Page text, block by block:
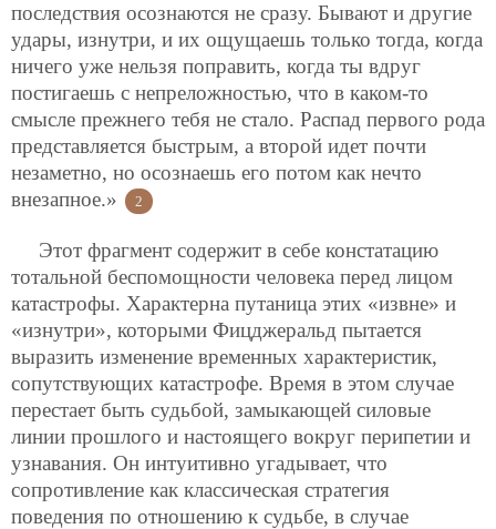
последствия осознаются не сразу. Бывают и другие
удары, изнутри, и их ощущаешь только тогда, когда
ничего уже нельзя поправить, когда ты вдруг
постигаешь с непреложностью, что в каком-то
смысле прежнего тебя не стало. Распад первого рода
представляется быстрым, а второй идет почти
незаметно, но осознаешь его потом как нечто
внезапное.»
2
Этот фрагмент содержит в себе констатацию
тотальной беспомощности человека перед лицом
катастрофы. Характерна путаница этих «извне» и
«изнутри», которыми Фицджеральд пытается
выразить изменение временных характеристик,
сопутствующих катастрофе. Время в этом случае
перестает быть судьбой, замыкающей силовые
линии прошлого и настоящего вокруг перипетии и
узнавания. Он интуитивно угадывает, что
сопротивление как классическая стратегия
поведения по отношению к судьбе, в случае